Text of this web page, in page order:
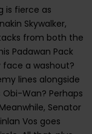
is fierce as
Skywalker,
from both the
Padawan Pack
a washout?
lines alongside
Wan? Perhaps
Senator
Vos goes